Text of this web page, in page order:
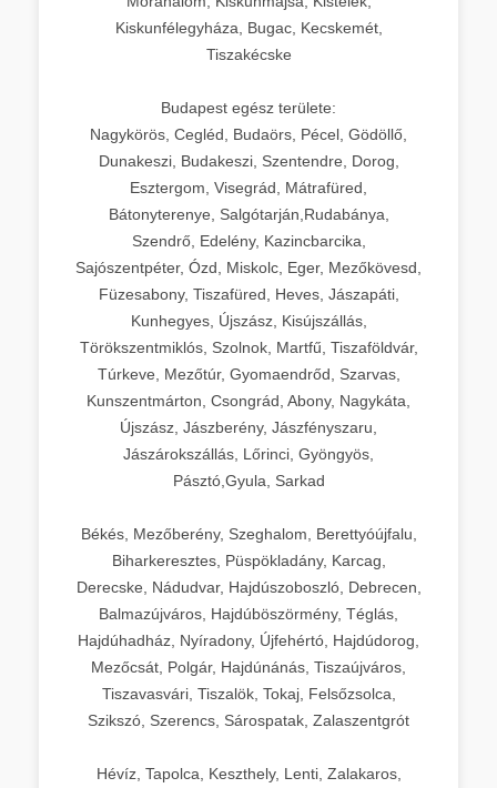
Kiskunfélegyháza, Bugac, Kecskemét,
Tiszakécske
Budapest egész területe:
Nagykörös, Cegléd, Budaörs, Pécel, Gödöllő,
Dunakeszi, Budakeszi, Szentendre, Dorog,
Esztergom, Visegrád, Mátrafüred,
Bátonyterenye, Salgótarján,Rudabánya,
Szendrő, Edelény, Kazincbarcika,
Sajószentpéter, Ózd, Miskolc, Eger, Mezőkövesd,
Füzesabony, Tiszafüred, Heves, Jászapáti,
Kunhegyes, Újszász, Kisújszállás,
Törökszentmiklós, Szolnok, Martfű, Tiszaföldvár,
Túrkeve, Mezőtúr, Gyomaendrőd, Szarvas,
Kunszentmárton, Csongrád, Abony, Nagykáta,
Újszász, Jászberény, Jászfényszaru,
Jászárokszállás, Lőrinci, Gyöngyös,
Pásztó,Gyula, Sarkad
Békés, Mezőberény, Szeghalom, Berettyóújfalu,
Biharkeresztes, Püspökladány, Karcag,
Derecske, Nádudvar, Hajdúszoboszló, Debrecen,
Balmazújváros, Hajdúböszörmény, Téglás,
Hajdúhadház, Nyíradony, Újfehértó, Hajdúdorog,
Mezőcsát, Polgár, Hajdúnánás, Tiszaújváros,
Tiszavasvári, Tiszalök, Tokaj, Felsőzsolca,
Szikszó, Szerencs, Sárospatak, Zalaszentgrót
Hévíz, Tapolca, Keszthely, Lenti, Zalakaros,